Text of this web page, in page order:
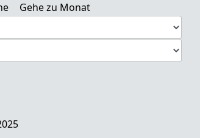
Gehe zu Monat